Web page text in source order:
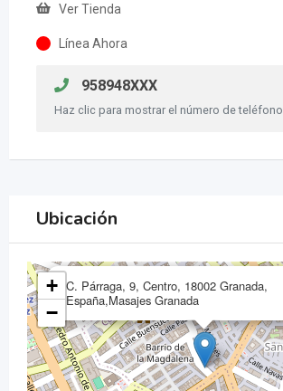
Ver Tienda
Línea Ahora
958948XXX
Haz clic para mostrar el número de teléfono
Ubicación
C. Párraga, 9, Centro, 18002 Granada,
España,Masajes Granada
+
−